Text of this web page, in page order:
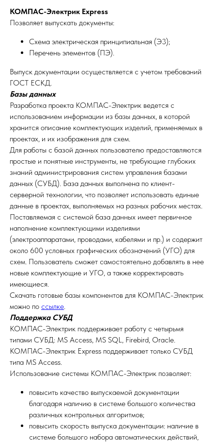
КОМПАС-Электрик Express
Позволяет выпускать документы:
Схема электрическая принципиальная (Э3);
Перечень элементов (ПЭ).
Выпуск документации осуществляется с учетом требований
ГОСТ ЕСКД.
Базы данных
Разработка проекта КОМПАС-Электрик ведется с
использованием информации из базы данных, в которой
хранится описание комплектующих изделий, применяемых в
проектах, и их изображения для схем.
Для работы с базой данных пользователю предоставляются
простые и понятные инструменты, не требующие глубоких
знаний администрирования систем управления базами
данных (СУБД). База данных выполнена по клиент-
серверной технологии, что позволяет использовать единые
данные в проектах, выполняемых на разных рабочих местах.
Поставляемая с системой база данных имеет первичное
наполнение комплектующими изделиями
(электроаппаратами, проводами, кабелями и пр.) и содержит
около 600 условных графических обозначений (УГО) для
схем. Пользователь сможет самостоятельно добавлять в нее
новые комплектующие и УГО, а также корректировать
имеющиеся.
Скачать готовые базы компонентов для КОМПАС-Электрик
можно по ссылке.
Поддержка СУБД
КОМПАС-Электрик поддерживает работу с четырьмя
типами СУБД: MS Access, MS SQL, Firebird, Oracle.
КОМПАС-Электрик Express поддерживает только СУБД
типа MS Access.
Использование системы КОМПАС-Электрик позволяет:
повысить качество выпускаемой документации
благодаря наличию в системе большого количества
различных контрольных алгоритмов;
повысить скорость выпуска документации: наличие в
системе большого набора автоматических действий,